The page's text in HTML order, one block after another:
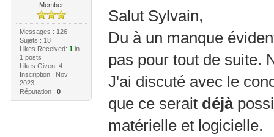
Member
Messages : 126
Sujets : 18
Likes Received: 1in
1 posts
Likes Given: 4
Inscription : Nov
2023
Réputation : 0
Salut Sylvain,
Du à un manque
pas pour tout de suite.
J'ai discuté avec le
que ce serait déjà
matérielle et logicielle.